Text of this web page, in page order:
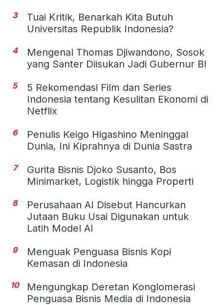
3
Tuai Kritik, Benarkah Kita Butuh
Universitas Republik Indonesia?
4
Mengenal Thomas Djiwandono, Sosok
yang Santer Diisukan Jadi Gubernur BI
5
5 Rekomendasi Film dan Series
Indonesia tentang Kesulitan Ekonomi di
Netflix
6
Penulis Keigo Higashino Meninggal
Dunia, Ini Kiprahnya di Dunia Sastra
7
Gurita Bisnis Djoko Susanto, Bos
Minimarket, Logistik hingga Properti
8
Perusahaan AI Disebut Hancurkan
Jutaan Buku Usai Digunakan untuk
Latih Model AI
9
Menguak Penguasa Bisnis Kopi
Kemasan di Indonesia
10
Mengungkap Deretan Konglomerasi
Penguasa Bisnis Media di Indonesia